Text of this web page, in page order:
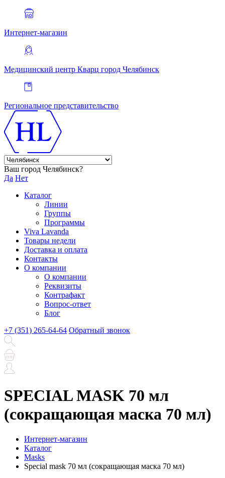
Интернет-магазин
Медицинский центр Кварц город Челябинск
Региональное представительство
Ваш город Челябинск?
Да Нет
Каталог
Линии
Группы
Программы
Viva Lavanda
Товары недели
Доставка и оплата
Контакты
О компании
О компании
Реквизиты
Контрафакт
Вопрос-ответ
Блог
+7 (351) 265-64-64 Обратный звонок
SPECIAL MASK 70 мл
(сокращающая маска 70 мл)
Интернет-магазин
Каталог
Masks
Special mask 70 мл (сокращающая маска 70 мл)